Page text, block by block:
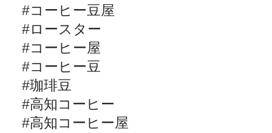
#コーヒー豆屋
#ロースター
#コーヒー屋
#コーヒー豆
#珈琲豆
#高知コーヒー
#高知コーヒー屋